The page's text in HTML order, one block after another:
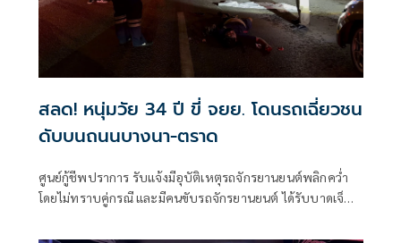
สลด! หนุ่มวัย 34 ปี ขี่ จยย. โดนรถเฉี่ยวชน
ดับบนถนนบางนา-ตราด
ศูนย์กู้ชีพปราการ รับแจ้งมีอุบัติเหตุรถจักรยานยนต์พลิกคว่ำ
โดยไม่ทราบคู่กรณี และมีคนขับรถจักรยานยนต์ ได้รับบาดเจ็บ